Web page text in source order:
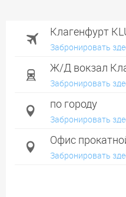
Клагенфурт
Забронировать
Ж/Д вокзал
Забронировать
по городу
Забронировать
Офис
Забронировать